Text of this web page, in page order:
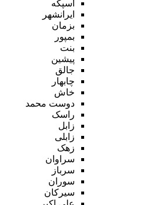
اسپکه
ایرانشهر
بزمان
بمپور
بنت
پیشین
جالق
چابهار
خاش
دوست محمد
راسک
زابل
زابلی
زهک
سراوان
سرباز
سوران
سیرکان